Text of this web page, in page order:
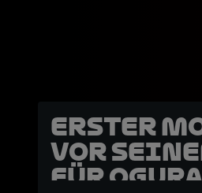
Erster
vor
für Ogura